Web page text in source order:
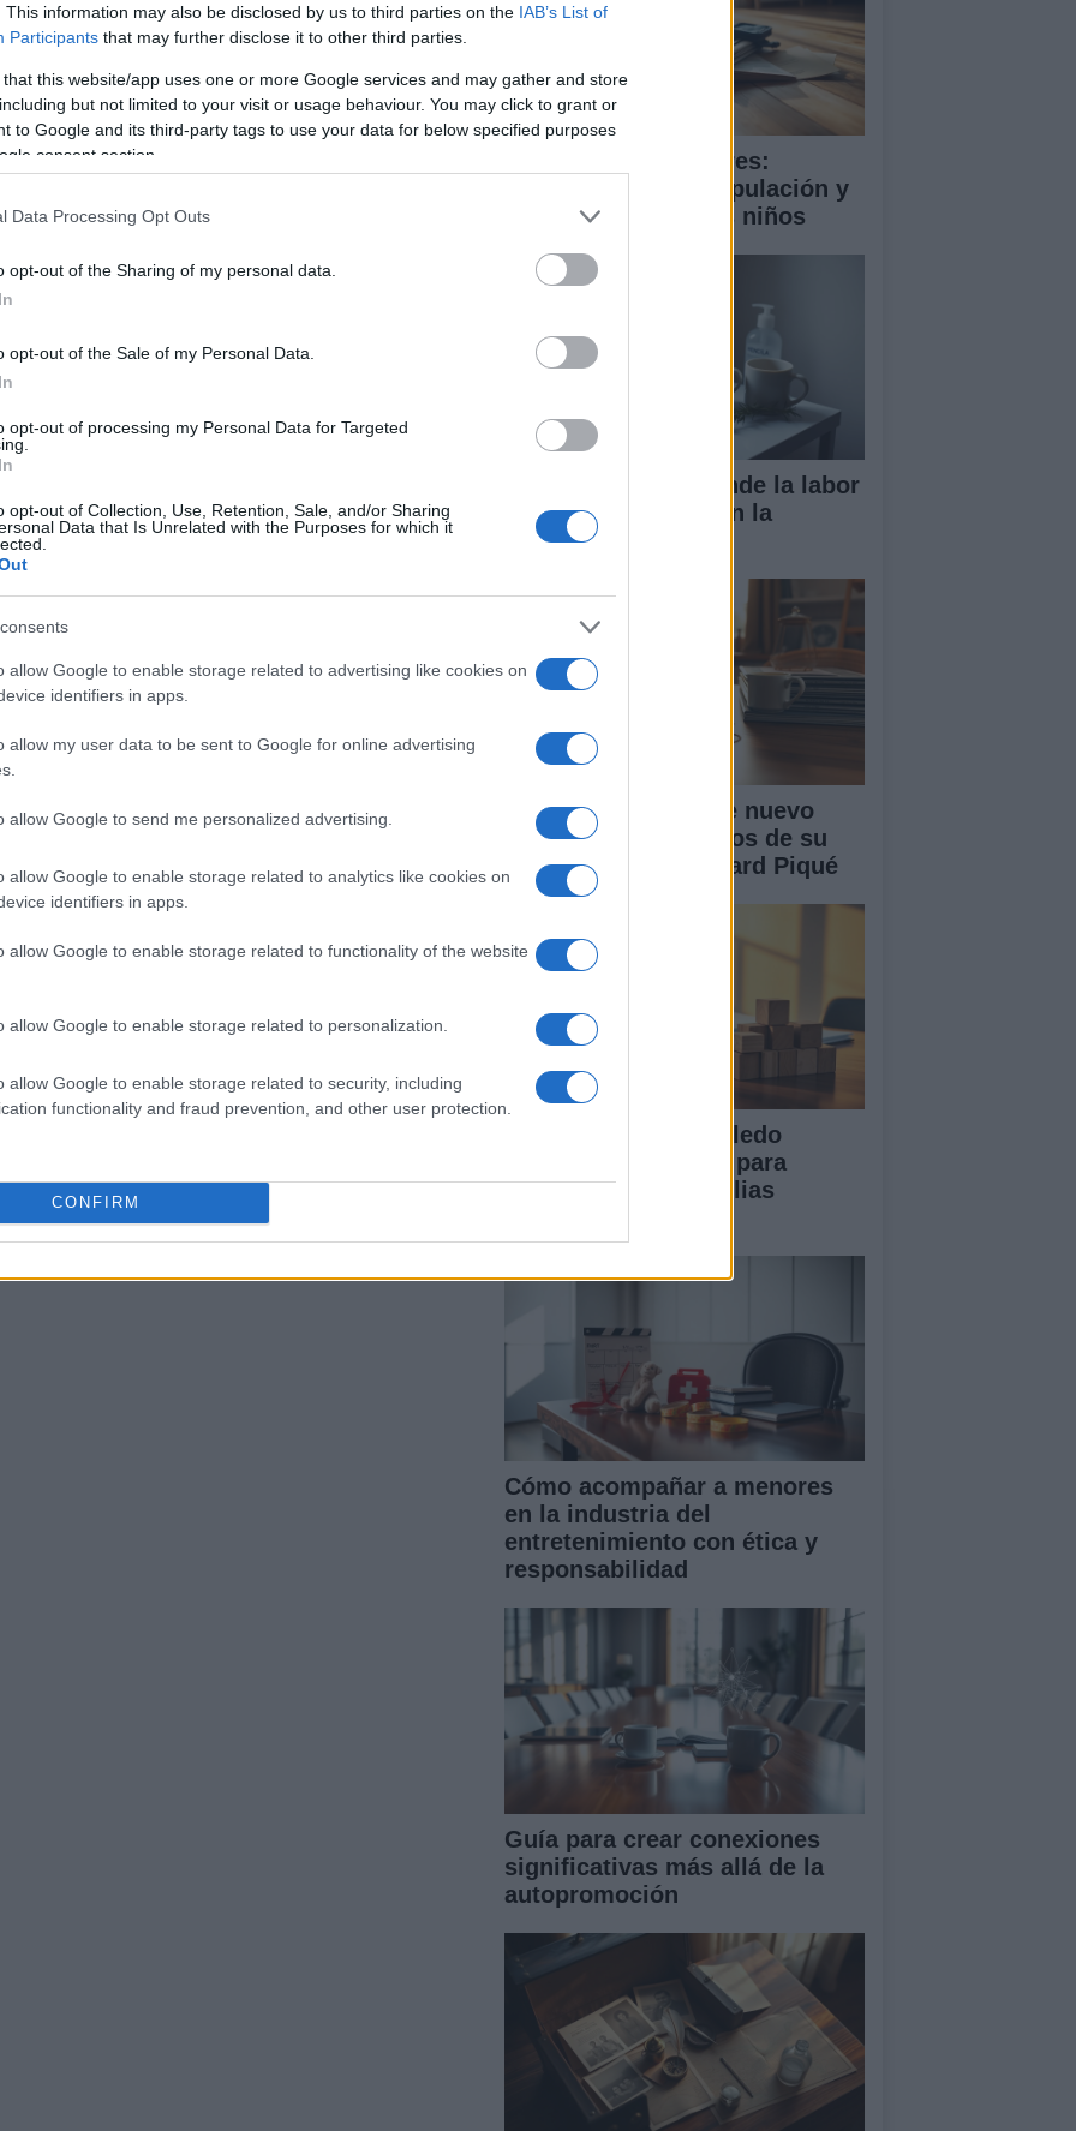
This information may also be disclosed by us to third parties on the IAB’s List of
Participants that may further disclose it to other third parties.
that this website/app uses one or more Google services and may gather and store
but not limited to your visit or usage behaviour. You may click to grant or
to Google and its third-party tags to use your data for below specified purposes
consent section.
Data Processing Opt Outs
opt-out of the Sharing of my personal data.
opt-out of the Sale of my Personal Data.
opt-out of processing my Personal Data for Targeted
opt-out of Collection, Use, Retention, Sale, and/or Sharing
Data that Is Unrelated with the Purposes for which it
allow Google to enable storage related to advertising like cookies on
identifiers in apps.
allow my user data to be sent to Google for online advertising
allow Google to send me personalized advertising.
allow Google to enable storage related to analytics like cookies on
identifiers in apps.
allow Google to enable storage related to functionality of the website
allow Google to enable storage related to personalization.
allow Google to enable storage related to security, including
functionality and fraud prevention, and other user protection.
CONFIRM
he pensado que la producción había permitido a la
expectación que puede levantar poder contar con
la sinopsis, veo que esa pared de
de la secuencia, ya que el seguimiento mediático
de Mota es parte importante de la trama.
fecha concreta de estreno pero es casi seguro que
en algún que otro largometraje, esta es la
protagonista en un proyecto que, ademas, no
que el cómico ha demostrado de sobra su valía.
se empieza a posicionar como una de las más
© Riproduzione riservata
Grooming en menores:
estrategias de manipulación y
cómo proteger a los niños
Candela Peña defiende la labor
de las enfermeras en la
sanidad
Shakira: rumores de nuevo
amor tras cuatro años de su
separación con Gerard Piqué
La Diputación de Toledo
presenta iniciativas para
fortalecer a las familias
Cómo acompañar a menores
en la industria del
entretenimiento con ética y
responsabilidad
Guía para crear conexiones
significativas más allá de la
autopromoción